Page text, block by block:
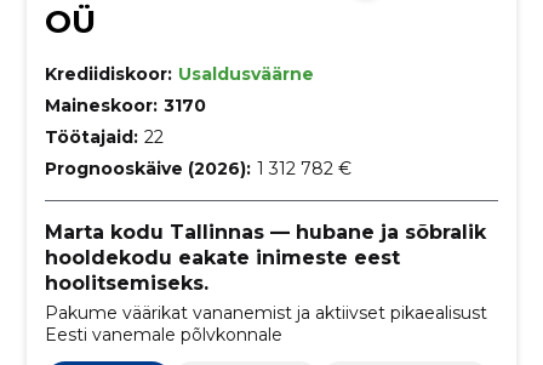
OÜ
Krediidiskoor: Usaldusväärne
Maineskoor: 3170
Töötajaid: 22
Prognooskäive (2026): 1 312 782 €
Marta kodu Tallinnas — hubane ja sõbralik
hooldekodu eakate inimeste eest
hoolitsemiseks.
Pakume väärikat vananemist ja aktiivset pikaealisust
Eesti vanemale põlvkonnale